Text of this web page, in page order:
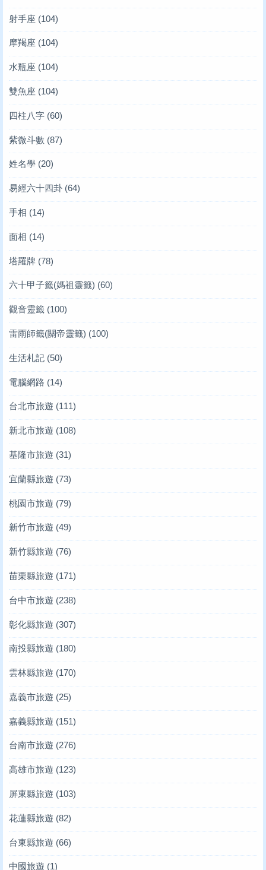
射手座 (104)
摩羯座 (104)
水瓶座 (104)
雙魚座 (104)
四柱八字 (60)
紫微斗數 (87)
姓名學 (20)
易經六十四卦 (64)
手相 (14)
面相 (14)
塔羅牌 (78)
六十甲子籤(媽祖靈籤) (60)
觀音靈籤 (100)
雷雨師籤(關帝靈籤) (100)
生活札記 (50)
電腦網路 (14)
台北市旅遊 (111)
新北市旅遊 (108)
基隆市旅遊 (31)
宜蘭縣旅遊 (73)
桃園市旅遊 (79)
新竹市旅遊 (49)
新竹縣旅遊 (76)
苗栗縣旅遊 (171)
台中市旅遊 (238)
彰化縣旅遊 (307)
南投縣旅遊 (180)
雲林縣旅遊 (170)
嘉義市旅遊 (25)
嘉義縣旅遊 (151)
台南市旅遊 (276)
高雄市旅遊 (123)
屏東縣旅遊 (103)
花蓮縣旅遊 (82)
台東縣旅遊 (66)
中國旅遊 (1)